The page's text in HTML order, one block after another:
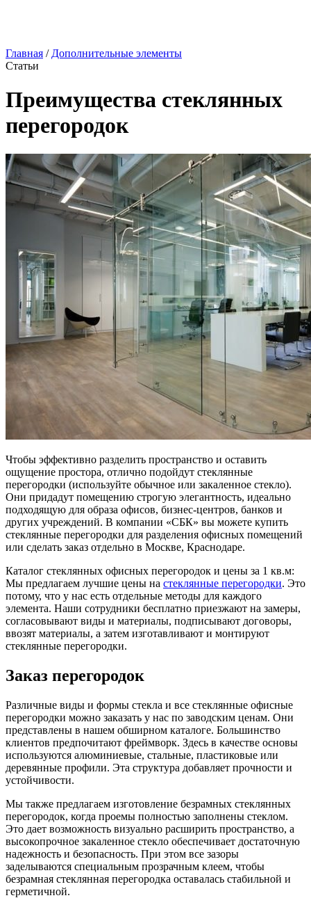
Главная / Дополнительные элементы
Статьи
Преимущества стеклянных
перегородок
Чтобы эффективно разделить пространство и оставить
ощущение простора, отлично подойдут стеклянные
перегородки (используйте обычное или закаленное стекло).
Они придадут помещению строгую элегантность, идеально
подходящую для образа офисов, бизнес-центров, банков и
других учреждений. В компании «СБК» вы можете купить
стеклянные перегородки для разделения офисных помещений
или сделать заказ отдельно в Москве, Краснодаре.
Каталог стеклянных офисных перегородок и цены за 1 кв.м:
Мы предлагаем лучшие цены на стеклянные перегородки. Это
потому, что у нас есть отдельные методы для каждого
элемента. Наши сотрудники бесплатно приезжают на замеры,
согласовывают виды и материалы, подписывают договоры,
ввозят материалы, а затем изготавливают и монтируют
стеклянные перегородки.
Заказ перегородок
Различные виды и формы стекла и все стеклянные офисные
перегородки можно заказать у нас по заводским ценам. Они
представлены в нашем обширном каталоге. Большинство
клиентов предпочитают фреймворк. Здесь в качестве основы
используются алюминиевые, стальные, пластиковые или
деревянные профили. Эта структура добавляет прочности и
устойчивости.
Мы также предлагаем изготовление безрамных стеклянных
перегородок, когда проемы полностью заполнены стеклом.
Это дает возможность визуально расширить пространство, а
высокопрочное закаленное стекло обеспечивает достаточную
надежность и безопасность. При этом все зазоры
заделываются специальным прозрачным клеем, чтобы
безрамная стеклянная перегородка оставалась стабильной и
герметичной.